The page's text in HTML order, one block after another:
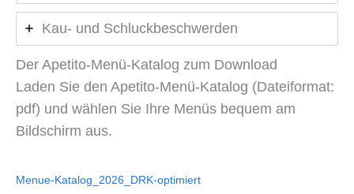
Kau- und Schluckbeschwerden
Der Apetito-Menü-Katalog zum Download
Laden Sie den Apetito-Menü-Katalog (Dateiformat:
pdf) und wählen Sie Ihre Menüs bequem am
Bildschirm aus.
Menue-Katalog_2026_DRK-optimiert